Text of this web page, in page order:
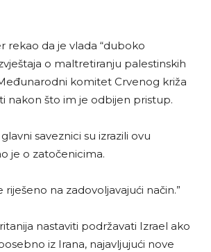
rekao da je vlada “duboko
o maltretiranju palestinskih
komitet Crvenog križa
nakon što im je odbijen pristup.
saveznici su izrazili ovu
je o zatočenicima.
riješeno na zadovoljavajući način.”
nastaviti podržavati Izrael ako
iz Irana, najavljujući nove